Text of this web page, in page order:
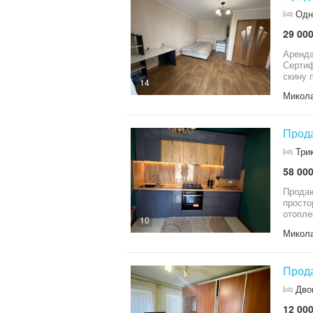
14
29
Аренда
Сертификату 4/5, 34м2 Мебель и
скину
10
58
12